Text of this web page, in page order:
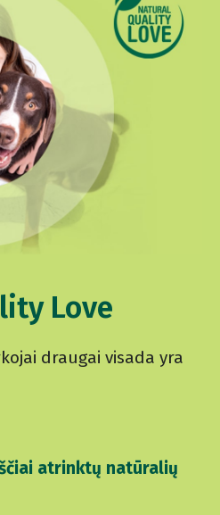
Love
draugai visada yra
atrinktų natūralių